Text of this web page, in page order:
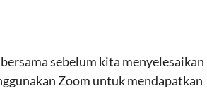
sebelum kita menyelesaikan
Zoom untuk mendapatkan